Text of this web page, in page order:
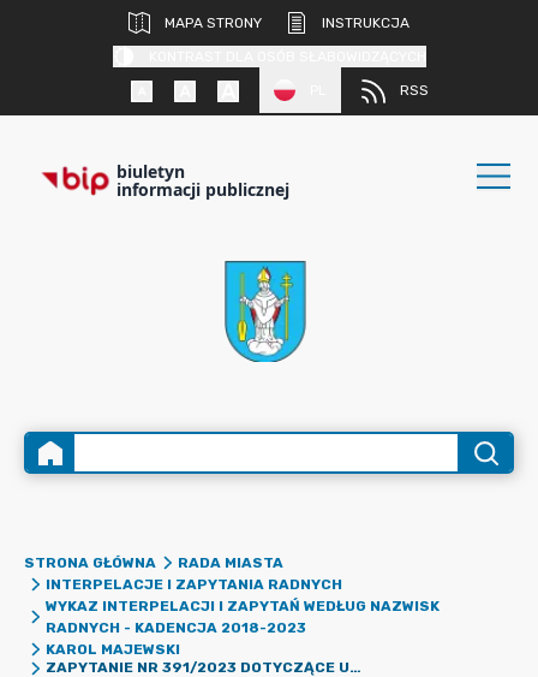
MAPA STRONY
INSTRUKCJA
RSS
biuletyn
informacji publicznej
STRONA GŁÓWNA
RADA MIASTA
INTERPELACJE I ZAPYTANIA RADNYCH
WYKAZ INTERPELACJI I ZAPYTAŃ WEDŁUG NAZWISK
RADNYCH - KADENCJA 2018-2023
KAROL MAJEWSKI
ZAPYTANIE NR 391/2023 DOTYCZĄCE UBIEGANIA SIĘ O ŚRODKI Z FUNDUSZY EUROPEJSKICH - ODNAWIALNE ŹRÓDŁA ENERGII